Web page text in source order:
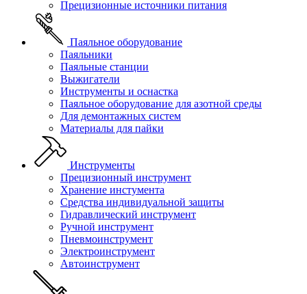
Прецизионные источники питания
Паяльное оборудование
Паяльники
Паяльные станции
Выжигатели
Инструменты и оснастка
Паяльное оборудование для азотной среды
Для демонтажных систем
Материалы для пайки
Инструменты
Прецизионный инструмент
Хранение инстумента
Средства индивидуальной защиты
Гидравлический инструмент
Ручной инструмент
Пневмоинструмент
Электроинструмент
Автоинструмент